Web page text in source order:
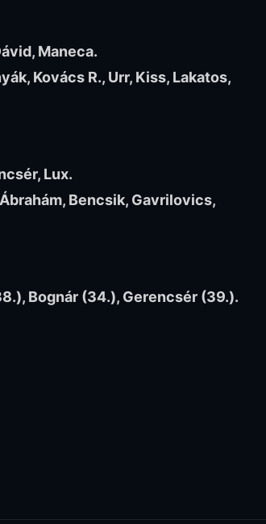
Maneca.
Kovács R., Urr, Kiss, Lakatos,
Lux.
Bencsik, Gavrilovics,
Bognár (34.), Gerencsér (39.).